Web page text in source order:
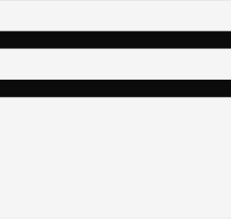
Copyright © 2023 Skpro,